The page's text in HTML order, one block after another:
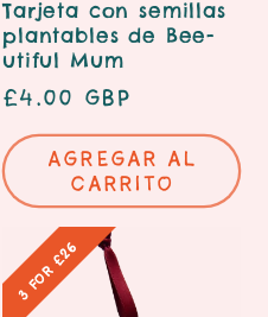
Tarjeta con semillas
plantables de Bee-
utiful Mum
Precio
habitual
£4.00 GBP
Agregar al
carrito
3 for £26